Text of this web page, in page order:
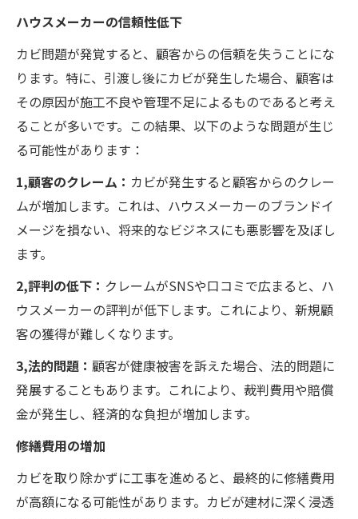
ハウスメーカーの信頼性低下
カビ問題が発覚すると、顧客からの信頼を失うことにな
ります。特に、引渡し後にカビが発生した場合、顧客は
その原因が施工不良や管理不足によるものであると考え
ることが多いです。この結果、以下のような問題が生じ
る可能性があります：
1,顧客のクレーム： カビが発生すると顧客からのクレー
ムが増加します。これは、ハウスメーカーのブランドイ
メージを損ない、将来的なビジネスにも悪影響を及ぼし
ます。
2,評判の低下： クレームがSNSや口コミで広まると、ハ
ウスメーカーの評判が低下します。これにより、新規顧
客の獲得が難しくなります。
3,法的問題： 顧客が健康被害を訴えた場合、法的問題に
発展することもあります。これにより、裁判費用や賠償
金が発生し、経済的な負担が増加します。
修繕費用の増加
カビを取り除かずに工事を進めると、最終的に修繕費用
が高額になる可能性があります。カビが建材に深く浸透